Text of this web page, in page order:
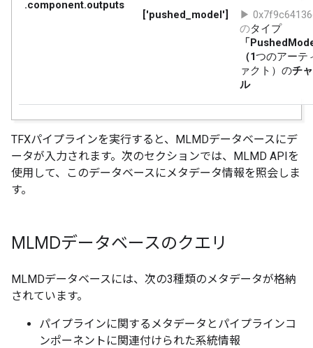
TFXパイプラインを実行すると、MLMDデータベースにデ
ータが入力されます。次のセクションでは、MLMD APIを
使用して、このデータベースにメタデータ情報を照会しま
す。
MLMDデータベースのクエリ
MLMDデータベースには、次の3種類のメタデータが格納
されています。
パイプラインに関するメタデータとパイプラインコ
ンポーネントに関連付けられた系統情報